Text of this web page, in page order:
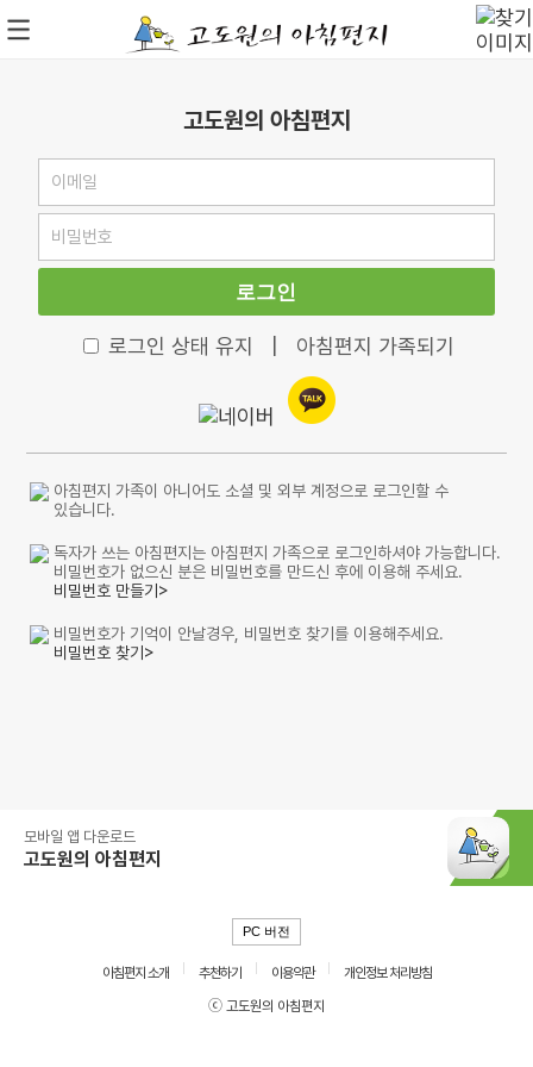
고도원의 아침편지
로그인
로그인 상태 유지 아침편지 가족되기
아침편지 가족이 아니어도 소셜 및 외부 계정으로 로그인할 수
있습니다.
독자가 쓰는 아침편지는 아침편지 가족으로 로그인하셔야 가능합니다.
비밀번호가 없으신 분은 비밀번호를 만드신 후에 이용해 주세요.
비밀번호 만들기>
비밀번호가 기억이 안날경우, 비밀번호 찾기를 이용해주세요.
비밀번호 찾기>
모바일 앱 다운로드
고도원의 아침편지
PC 버전
아침편지 소개 추천하기 이용약관
개인정보 처리방침
ⓒ 고도원의 아침편지